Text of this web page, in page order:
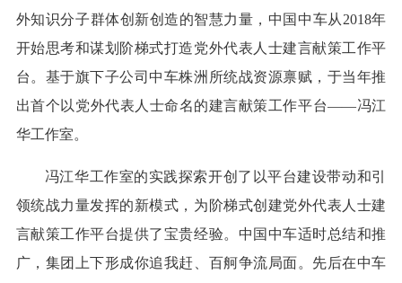
外知识分子群体创新创造的智慧力量，中国中车从2018年
开始思考和谋划阶梯式打造党外代表人士建言献策工作平
台。基于旗下子公司中车株洲所统战资源禀赋，于当年推
出首个以党外代表人士命名的建言献策工作平台——冯江
华工作室。
冯江华工作室的实践探索开创了以平台建设带动和引
领统战力量发挥的新模式，为阶梯式创建党外代表人士建
言献策工作平台提供了宝贵经验。中国中车适时总结和推
广，集团上下形成你追我赶、百舸争流局面。先后在中车